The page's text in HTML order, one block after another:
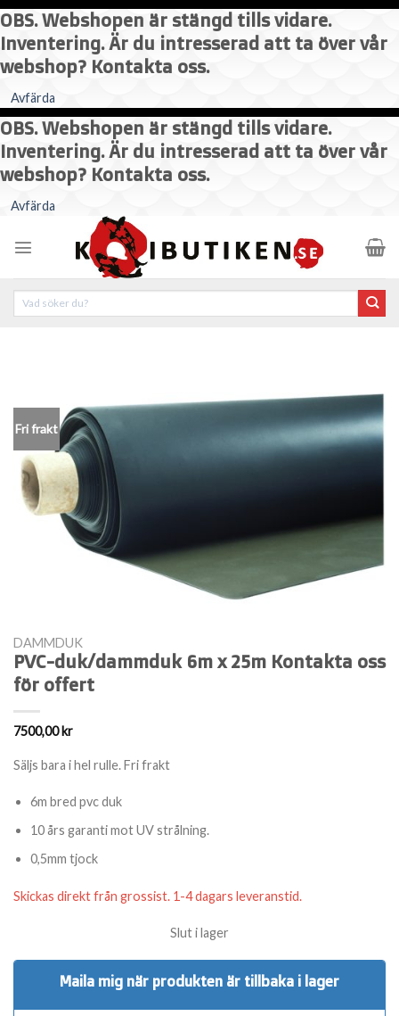
OBS. Webshopen är stängd tills vidare.
Inventering. Är du intresserad att ta över vår
webshop? Kontakta oss.
Avfärda
OBS. Webshopen är stängd tills vidare.
Inventering. Är du intresserad att ta över vår
webshop? Kontakta oss.
Avfärda
content
Fri frakt
DAMMDUK
PVC-duk/dammduk 6m x 25m Kontakta oss
för offert
7500,00kr
Säljs bara i hel rulle. Fri frakt
6m bred pvc duk
10 års garanti mot UV strålning.
0,5mm tjock
Skickas direkt från grossist. 1-4 dagars leveranstid.
Slut i lager
Maila mig när produkten är tillbaka i lager